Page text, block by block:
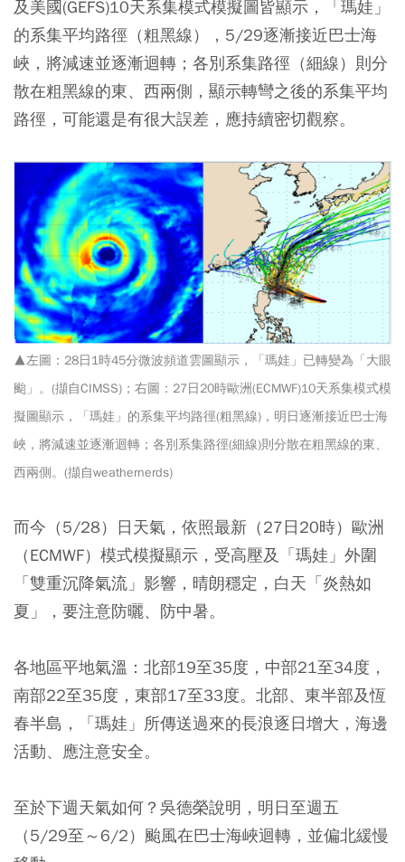
及美國(GEFS)10天系集模式模擬圖皆顯示，「瑪娃」
的系集平均路徑（粗黑線），5/29逐漸接近巴士海
峽，將減速並逐漸迴轉；各別系集路徑（細線）則分
散在粗黑線的東、西兩側，顯示轉彎之後的系集平均
路徑，可能還是有很大誤差，應持續密切觀察。
▲左圖：28日1時45分微波頻道雲圖顯示，「瑪娃」已轉變為「大眼
颱」。(擷自CIMSS)；右圖：27日20時歐洲(ECMWF)10天系集模式模
擬圖顯示，「瑪娃」的系集平均路徑(粗黑線)，明日逐漸接近巴士海
峽，將減速並逐漸迴轉；各別系集路徑(細線)則分散在粗黑線的東、
西兩側。(擷自weathernerds)
而今（5/28）日天氣，依照最新（27日20時）歐洲
（ECMWF）模式模擬顯示，受高壓及「瑪娃」外圍
「雙重沉降氣流」影響，晴朗穩定，白天「炎熱如
夏」，要注意防曬、防中暑。
各地區平地氣溫：北部19至35度，中部21至34度，
南部22至35度，東部17至33度。北部、東半部及恆
春半島，「瑪娃」所傳送過來的長浪逐日增大，海邊
活動、應注意安全。
至於下週天氣如何？吳德榮說明，明日至週五
（5/29至～6/2）颱風在巴士海峽迴轉，並偏北緩慢